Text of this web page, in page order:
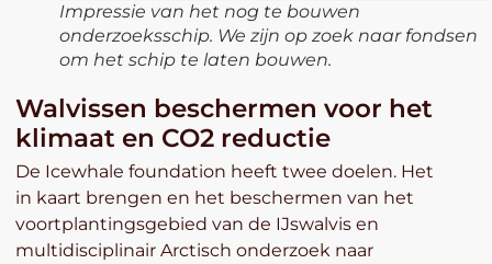
Impressie van het nog te bouwen
onderzoeksschip. We zijn op zoek naar fondsen
om het schip te laten bouwen.
Walvissen beschermen voor het
klimaat en CO2 reductie
De Icewhale foundation heeft twee doelen. Het
in kaart brengen en het beschermen van het
voortplantingsgebied van de IJswalvis en
multidisciplinair Arctisch onderzoek naar